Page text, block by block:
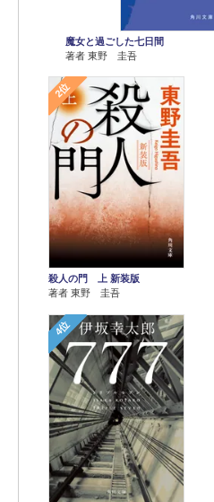
魔女と過ごした七日間
著者 東野 圭吾
2位
殺人の門 上 新装版
著者 東野 圭吾
4位